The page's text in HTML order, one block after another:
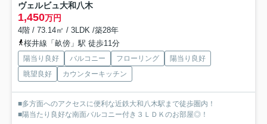
ヴェルビュ大和八木
1,450万円
4階 / 73.14㎡ / 3LDK /築28年
桜井線「畝傍」駅 徒歩11分
陽当り良好 バルコニー フローリング
陽当り良好
眺望良好
カウンターキッチン
■多方面へのアクセスに便利な近鉄大和八木駅まで徒歩圏内！
■陽当たり良好な南面バルコニー付き３ＬＤＫのお部屋◎！